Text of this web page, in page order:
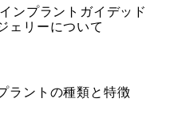
映像）
CG映像）
詳しく説明できます！！
ンプラントガイデッド
ェリーについて
ラントの種類と特徴